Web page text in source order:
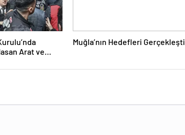
Arat ve
Muğla’nın Hedefleri Gerçekleşti